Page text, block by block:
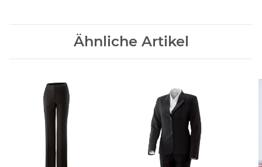
Ähnliche Artikel